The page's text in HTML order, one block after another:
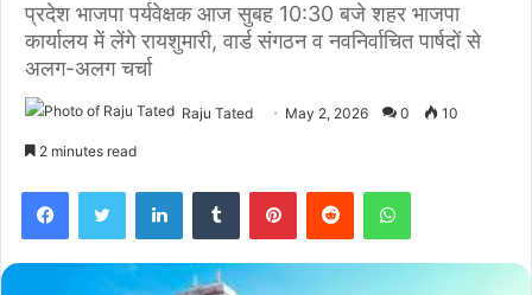
प्रदेश भाजपा पर्यवेक्षक आज सुबह 10:30 बजे शहर भाजपा
कार्यालय में लेंगे रायशुमारी, वार्ड संगठन व नवनिर्वाचित पार्षदों से
अलग-अलग चर्चा
Raju Tated May 2, 2026 0 10
2 minutes read
FacebookTwitter LinkedInTumblr PinterestReddit WhatsApp